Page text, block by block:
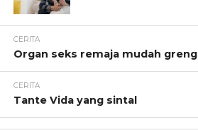
CERITA
Organ seks remaja mudah greng
CERITA
Tante Vida yang sintal